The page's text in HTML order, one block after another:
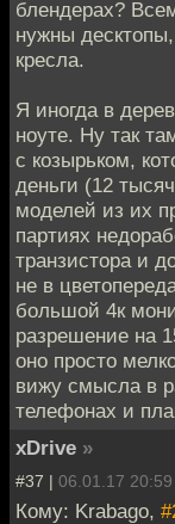
блендерах?
нужны
кресла.
Я иногда в
ноуте. Ну так
с козырьком,
деньги (12
моделей из их
партиях
транзистора и
не в
большой 4к
разрешение на
оно просто
вижу смысла в
телефонах и
xDrive »
#37 | 06.01.17 20:59
Кому: Krabago,